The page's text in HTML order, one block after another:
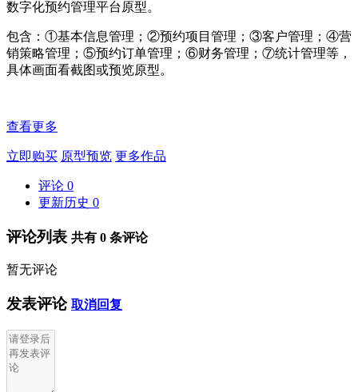
数字化预约管理平台原型。
包含：①基本信息管理；②预约项目管理；③客户管理；④营
销策略管理；⑤预约订单管理；⑥财务管理；⑦统计管理等，
具体画面看截图或预览原型。
查看更多
立即购买 原型预览 更多作品
评论 0
更新历史 0
评论列表 共有 0 条评论
暂无评论
发表评论 取消回复